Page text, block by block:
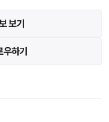
보기
하기